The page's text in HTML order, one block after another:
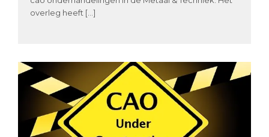
overleg heeft […]